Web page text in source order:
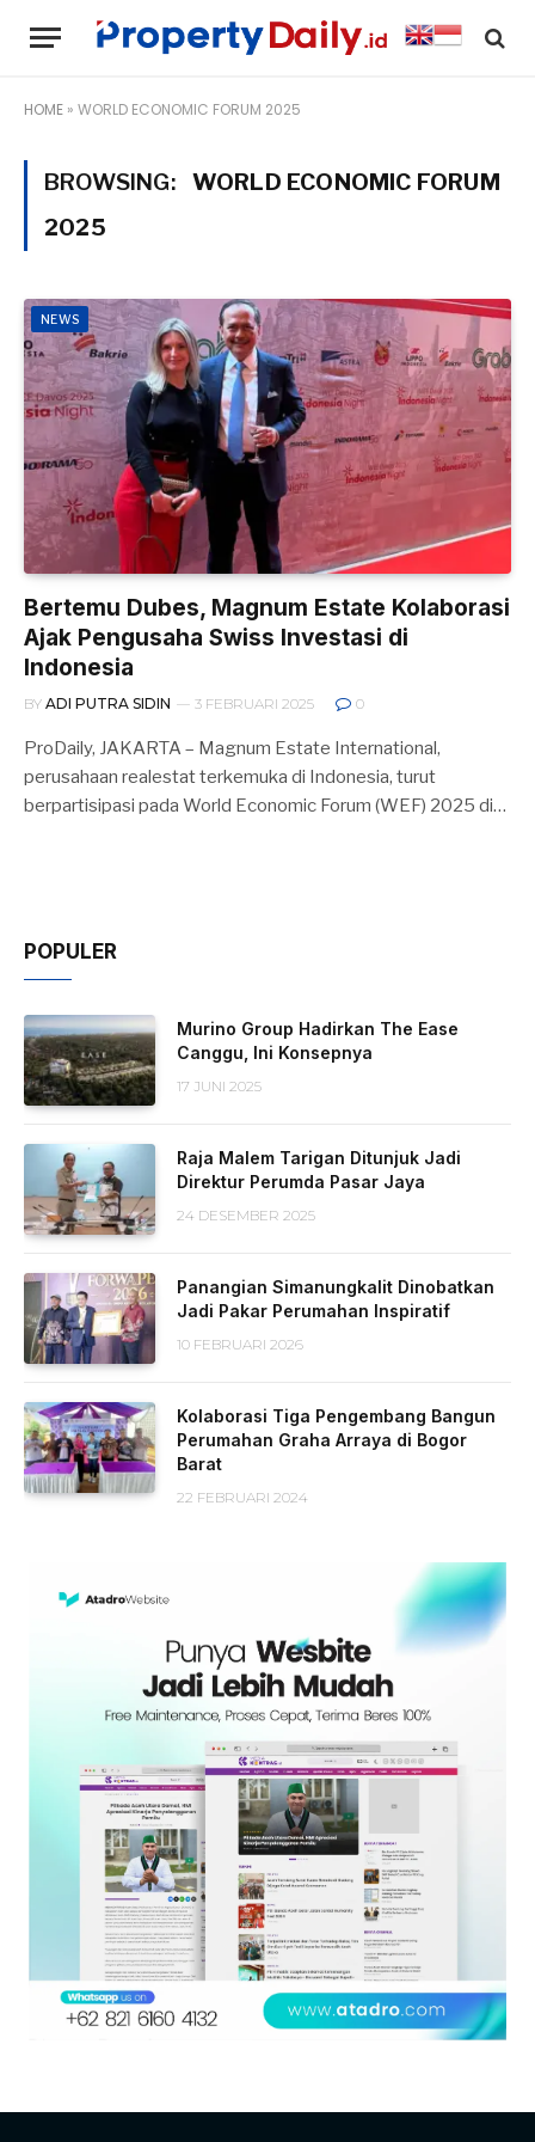
HOME » WORLD ECONOMIC FORUM 2025
BROWSING:
WORLD ECONOMIC FORUM
2025
NEWS
Bertemu Dubes, Magnum Estate Kolaborasi
Ajak Pengusaha Swiss Investasi di
Indonesia
BY ADI PUTRA SIDIN 3 FEBRUARI 2025 0
ProDaily, JAKARTA – Magnum Estate International,
perusahaan realestat terkemuka di Indonesia, turut
berpartisipasi pada World Economic Forum (WEF) 2025 di…
POPULER
Murino Group Hadirkan The Ease
Canggu, Ini Konsepnya
17 JUNI 2025
Raja Malem Tarigan Ditunjuk Jadi
Direktur Perumda Pasar Jaya
24 DESEMBER 2025
Panangian Simanungkalit Dinobatkan
Jadi Pakar Perumahan Inspiratif
10 FEBRUARI 2026
Kolaborasi Tiga Pengembang Bangun
Perumahan Graha Arraya di Bogor
Barat
22 FEBRUARI 2024